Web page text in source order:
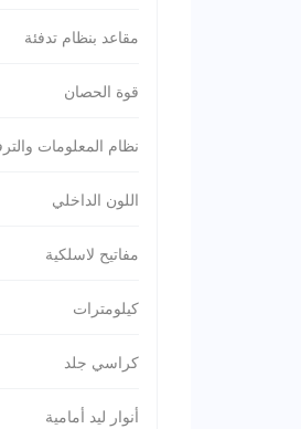
مقاعد بنظام تدفئة
قوة الحصان
نظام المعلومات
اللون الداخلي
مفاتيح لاسلكية
كيلومترات
كراسي جلد
أنوار ليد أمامية